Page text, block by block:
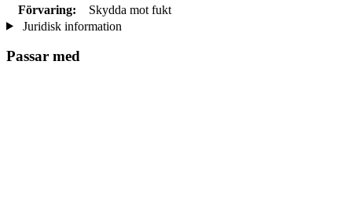
Förvaring:
Skydda mot fukt
Juridisk information
Passar med